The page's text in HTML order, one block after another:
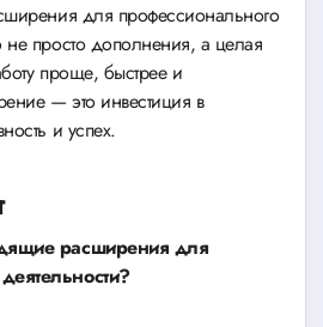
для профессионального
просто дополнения, а целая
проще, быстрее и
— это инвестиция в
и успех.
расширения для